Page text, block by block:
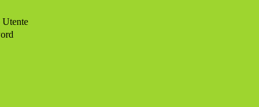
Utente